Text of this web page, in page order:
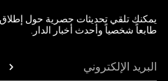
يمكنك تلقي تحديثات حصرية حول
طابعاً شخصياً وأحدث أخبار الدار.
البريد الإلكتروني